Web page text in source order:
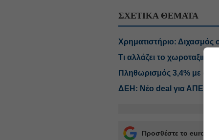
ΣΧΕΤΙΚΑ ΘΕΜΑΤΑ
Χρηματιστήριο: Διχασμός
Τι αλλάζει το χωροταξικό
Πληθωρισμός 3,4% με
ΔΕΗ: Νέο deal για ΑΠΕ άνω
Προσθέστε το